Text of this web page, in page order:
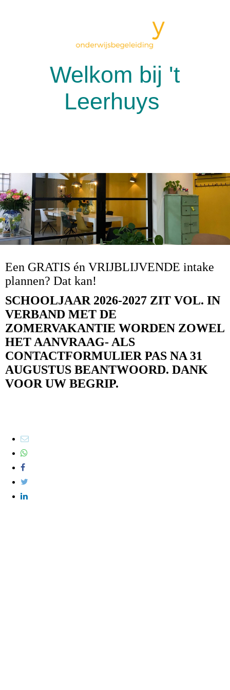
Welkom bij 't
Leerhuys
Een GRATIS én VRIJBLIJVENDE intake
plannen? Dat kan!
SCHOOLJAAR 2026-2027 ZIT VOL. IN
VERBAND MET DE
ZOMERVAKANTIE WORDEN ZOWEL
HET AANVRAAG- ALS
CONTACTFORMULIER PAS NA 31
AUGUSTUS BEANTWOORD. DANK
VOOR UW BEGRIP.